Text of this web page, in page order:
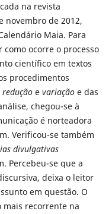
na revista
novembro de 2012,
Maia. Para
como ocorre o processo
científico em textos
procedimentos
reduçãoe variaçãoe das
chegou-se à
é norteadora
Verificou-se também
divulgativas
Percebeu-se que a
deixa o leitor
em questão. O
recorrente na